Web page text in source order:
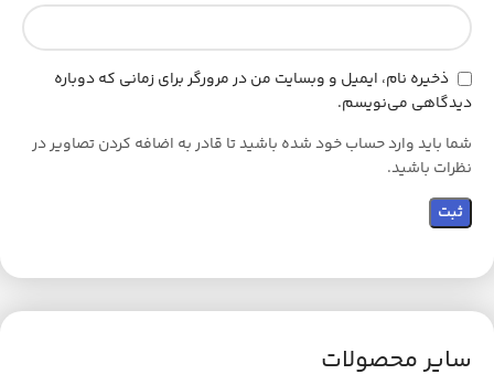
ذخیره نام، ایمیل و وبسایت من در مرورگر برای زمانی که دوباره
دیدگاهی می‌نویسم.
شما باید وارد حساب خود شده باشید تا قادر به اضافه کردن تصاویر در
نظرات باشید.
سایر محصولات